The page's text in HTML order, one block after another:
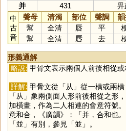
并
431
畀
中
古
音
聲母 清濁 部位 聲調
幫
全清 唇 平
幫
全清 唇 去
形義通解
略說: 甲骨文表示兩個人前後相從或
詳解: 甲骨文從「从 」從一橫或兩
「从 」象兩側面人形前後相從之形
加橫畫，作為二人相連的會意符號
意和合，《廣韻》：「并，合和也
「並 」有別，參見「並 」。